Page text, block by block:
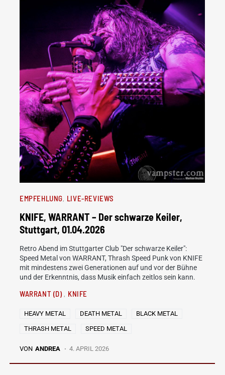
EMPFEHLUNG LIVE-REVIEWS
KNIFE, WARRANT – Der schwarze Keiler,
Stuttgart, 01.04.2026
Retro Abend im Stuttgarter Club "Der schwarze Keiler":
Speed Metal von WARRANT, Thrash Speed Punk von KNIFE
mit mindestens zwei Generationen auf und vor der Bühne
und der Erkenntnis, dass Musik einfach zeitlos sein kann.
WARRANT (D) KNIFE
HEAVY METAL DEATH METAL
BLACK METAL
THRASH METAL
SPEED METAL
VON ANDREA 4. APRIL 2026